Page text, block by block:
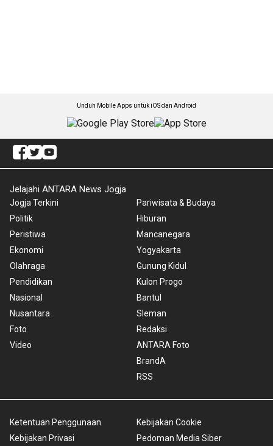
Unduh Mobile Apps untuk iOS dan Android
Jelajahi ANTARA News Jogja
Jogja Terkini
Politik
Peristiwa
Ekonomi
Olahraga
Pendidikan
Nasional
Nusantara
Foto
Video
Pariwisata & Budaya
Hiburan
Mancanegara
Yogyakarta
Gunung Kidul
Kulon Progo
Bantul
Sleman
Redaksi
ANTARA Foto
BrandA
RSS
Ketentuan Penggunaan
Kebijakan Privasi
Kebijakan Cookie
Pedoman Media Siber